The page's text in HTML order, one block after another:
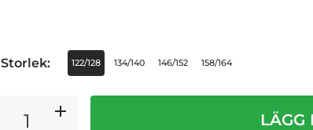
Storlek: 122/128 134/140 146/152 158/164
LÄGG